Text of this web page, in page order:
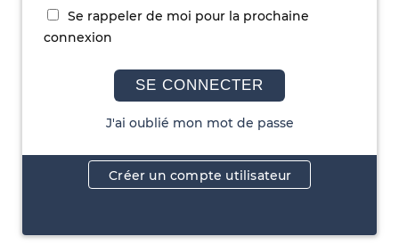
Se rappeler de moi pour la prochaine
connexion
SE CONNECTER
J'ai oublié mon mot de passe
Créer un compte utilisateur